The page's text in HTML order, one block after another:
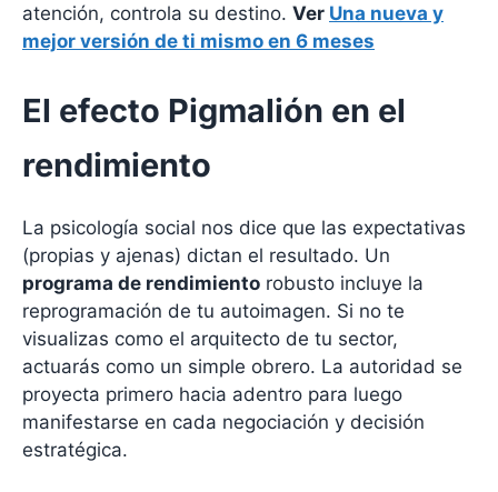
atención, controla su destino. Ver Una nueva y
mejor versión de ti mismo en 6 meses
El efecto Pigmalión en el
rendimiento
La psicología social nos dice que las expectativas
(propias y ajenas) dictan el resultado. Un
programa de rendimiento robusto incluye la
reprogramación de tu autoimagen. Si no te
visualizas como el arquitecto de tu sector,
actuarás como un simple obrero. La autoridad se
proyecta primero hacia adentro para luego
manifestarse en cada negociación y decisión
estratégica.